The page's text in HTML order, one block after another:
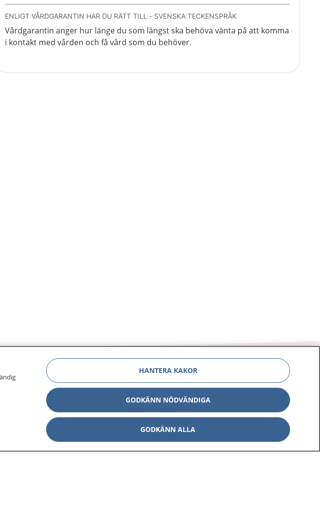
ENLIGT VÅRDGARANTIN HAR DU RÄTT TILL - SVENSKA TECKENSPRÅK
Vårdgarantin anger hur länge du som längst ska behöva vänta på att komma
i kontakt med vården och få vård som du behöver.
Other languages
Lättläst svenska
Om 1177
E-tjänster
HANTERA KAKOR
GODKÄNN NÖDVÄNDIGA
GODKÄNN ALLA